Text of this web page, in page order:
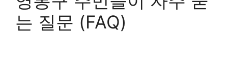
는 질문 (FAQ)